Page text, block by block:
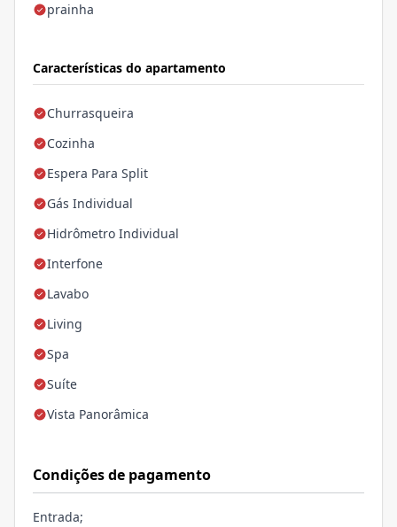
prainha
Características do apartamento
Churrasqueira
Cozinha
Espera Para Split
Gás Individual
Hidrômetro Individual
Interfone
Lavabo
Living
Spa
Suíte
Vista Panorâmica
Condições de pagamento
Entrada;